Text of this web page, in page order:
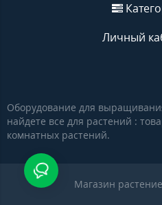
Личный
Оборудование для
найдете все для растений :
комнатных растений.
Магазин